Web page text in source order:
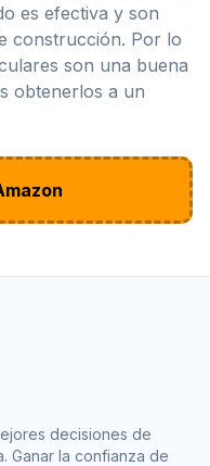
es efectiva y son
construcción. Por lo
son una buena
obtenerlos a un
decisiones de
Ganar la confianza de